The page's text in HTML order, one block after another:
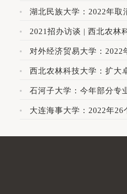
湖北民族大学：2022年
2021招办访谈 | 西北农林
对外经济贸易大学：
西北农林科技大学：扩大
石河子大学：今年部分专
大连海事大学：2022年26